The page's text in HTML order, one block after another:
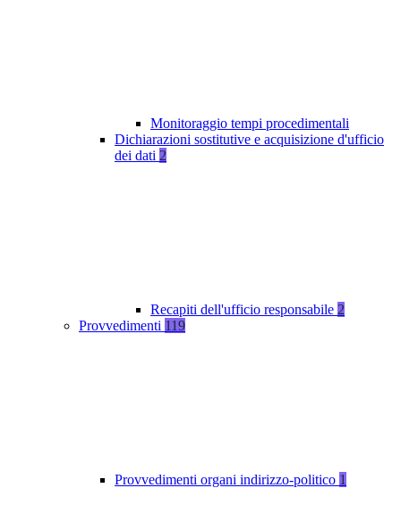
Monitoraggio tempi procedimentali
Dichiarazioni sostitutive e acquisizione d'ufficio
dei dati 2
Recapiti dell'ufficio responsabile 2
Provvedimenti 119
Provvedimenti organi indirizzo-politico 1